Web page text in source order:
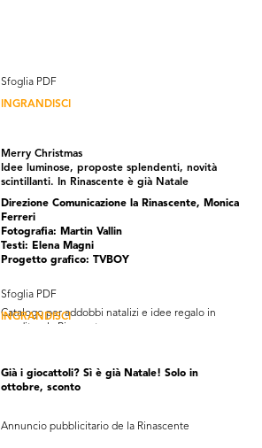
Sfoglia PDF
INGRANDISCI
Merry Christmas
Idee luminose, proposte splendenti, novità
scintillanti. In Rinascente è già Natale
Direzione Comunicazione la Rinascente, Monica
Ferreri
Fotografia: Martin Vallin
Testi: Elena Magni
Progetto grafico: TVBOY
Catalogo per addobbi natalizi e idee regalo in
Sfoglia PDF
INGRANDISCI
Già i giocattoli? Sì è già Natale! Solo in
ottobre, sconto
Annuncio pubblicitario de la Rinascente